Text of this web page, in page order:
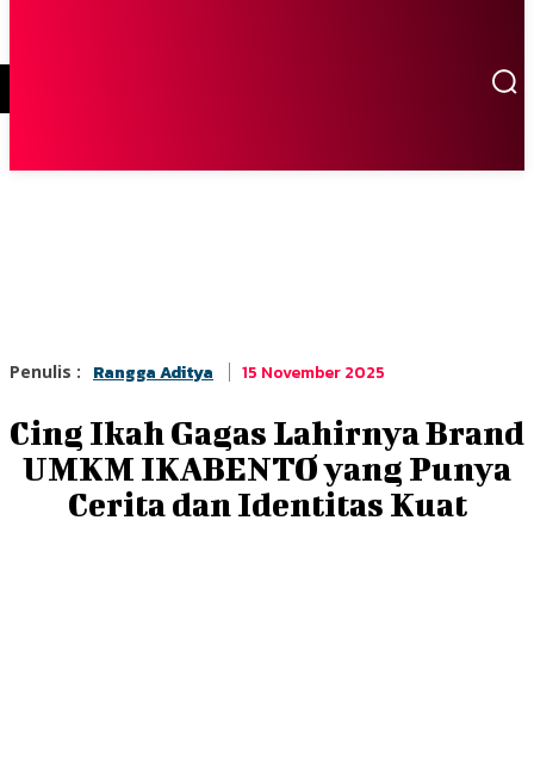
Penulis : Rangga Aditya 15 November 2025
Cing Ikah Gagas Lahirnya Brand
UMKM IKABENTO yang Punya
Cerita dan Identitas Kuat